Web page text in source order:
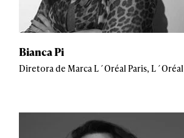
Bianca Pi
Diretora de Marca L´Oréal Paris, L´Oréal